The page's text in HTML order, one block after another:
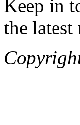
Keep in
the latest